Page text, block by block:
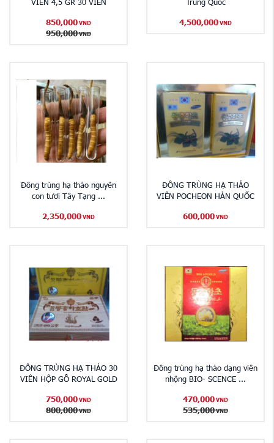
850,000 VND
950,000 VND
4,500,000 VND
Đông trùng hạ thảo nguyên
con tươi Tây Tạng ...
2,350,000 VND
ĐÔNG TRÙNG HẠ THẢO
VIÊN POCHEON HÀN QUỐC
600,000 VND
ĐÔNG TRÙNG HẠ THẢO 30
VIÊN HỘP GỖ ROYAL GOLD
750,000 VND
800,000 VND
Đông trùng hạ thảo dạng viên
nhộng BIO- SCENCE ...
470,000 VND
535,000 VND